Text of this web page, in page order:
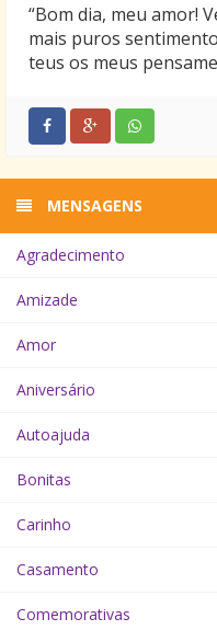
“Bom dia, meu amor!
mais puros
teus os meus
MENSAGENS
Agradecimento
Amizade
Amor
Aniversário
Autoajuda
Bonitas
Carinho
Casamento
Comemorativas